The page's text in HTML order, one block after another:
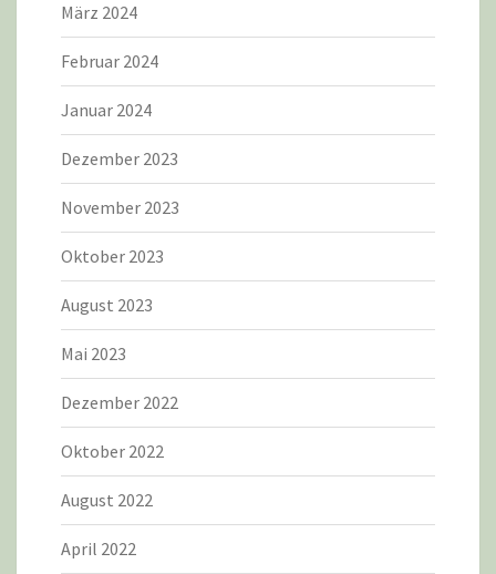
März 2024
Februar 2024
Januar 2024
Dezember 2023
November 2023
Oktober 2023
August 2023
Mai 2023
Dezember 2022
Oktober 2022
August 2022
April 2022